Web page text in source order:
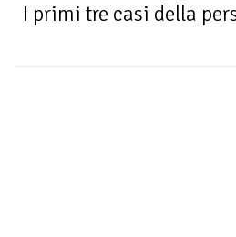
I primi tre casi della